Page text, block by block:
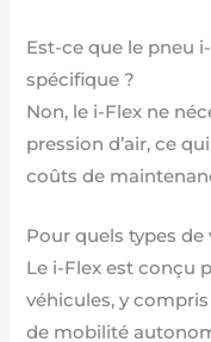
Est-ce que le pneu
spécifique ?
Non, le i-Flex ne
pression d’air, ce
coûts de
Pour quels types
Le i-Flex est conçu
véhicules, y
de mobilité